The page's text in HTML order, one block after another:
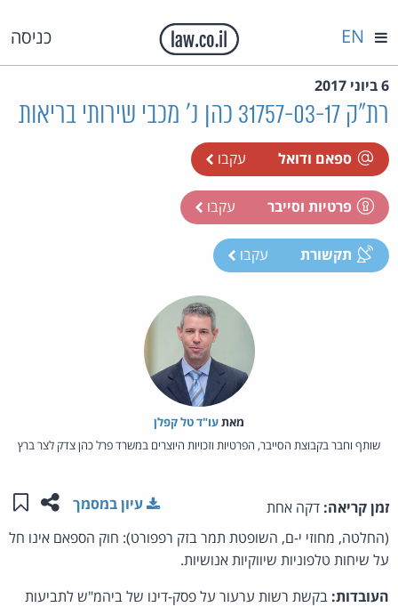
כניסה EN
6 ביוני 2017
רת"ק 31757-03-17 כהן נ' מכבי שירותי בריאות
ספאם ודואל עקבו
פרטיות וסייבר עקבו
תקשורת עקבו
מאת‏עו"ד טל קפלן
שותף וחבר בקבוצת הסייבר, הפרטיות וזכויות היוצרים במשרד פרל כהן צדק לצר ברץ
זמן קריאה: דקה אחת שתפו
עיון במסמך
(החלטה, מחוזי י-ם, השופטת תמר בזק רפפורט): חוק הספאם אינו חל
על שיחות טלפוניות שיווקיות אנושיות.
העובדות: בקשת רשות ערעור על פסק-דינו של ביהמ"ש לתביעות